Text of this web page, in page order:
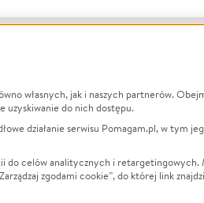
O nas
Opinie
Raporty
Za darmo
własnych, jak i naszych partnerów.
uzyskiwanie do nich dostępu.
działanie serwisu Pomagam.pl, w tym
do celów analitycznych i retargetingowych.
zgodami cookie”, do której link